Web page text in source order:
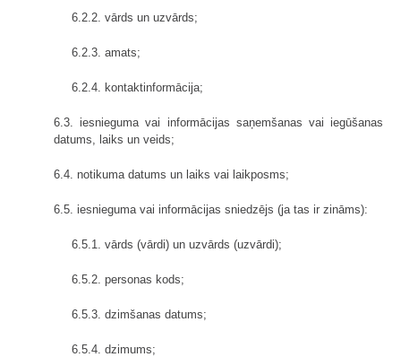
6.2.2. vārds un uzvārds;
6.2.3. amats;
6.2.4. kontaktinformācija;
6.3. iesnieguma vai informācijas saņemšanas vai iegūšanas
datums, laiks un veids;
6.4. notikuma datums un laiks vai laikposms;
6.5. iesnieguma vai informācijas sniedzējs (ja tas ir zināms):
6.5.1. vārds (vārdi) un uzvārds (uzvārdi);
6.5.2. personas kods;
6.5.3. dzimšanas datums;
6.5.4. dzimums;